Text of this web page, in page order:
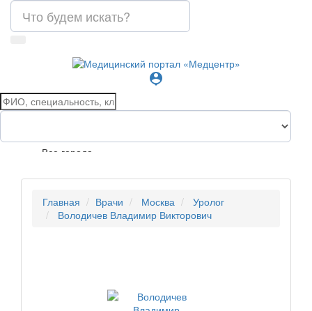
person_pin
Все города
Главная Врачи Москва
Уролог
Володичев Владимир Викторович